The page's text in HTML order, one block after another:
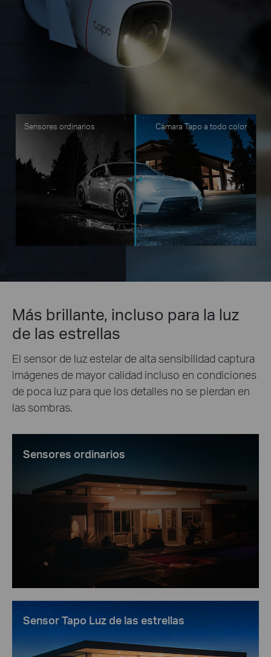
Sensores ordinarios Cámara Tapo a todo color
Más brillante, incluso para la luz
de las estrellas
El sensor de luz estelar de alta sensibilidad captura
imágenes de mayor calidad incluso en condiciones
de poca luz para que los detalles no se pierdan en
las sombras.
Sensores ordinarios
Sensor Tapo Luz de las estrellas